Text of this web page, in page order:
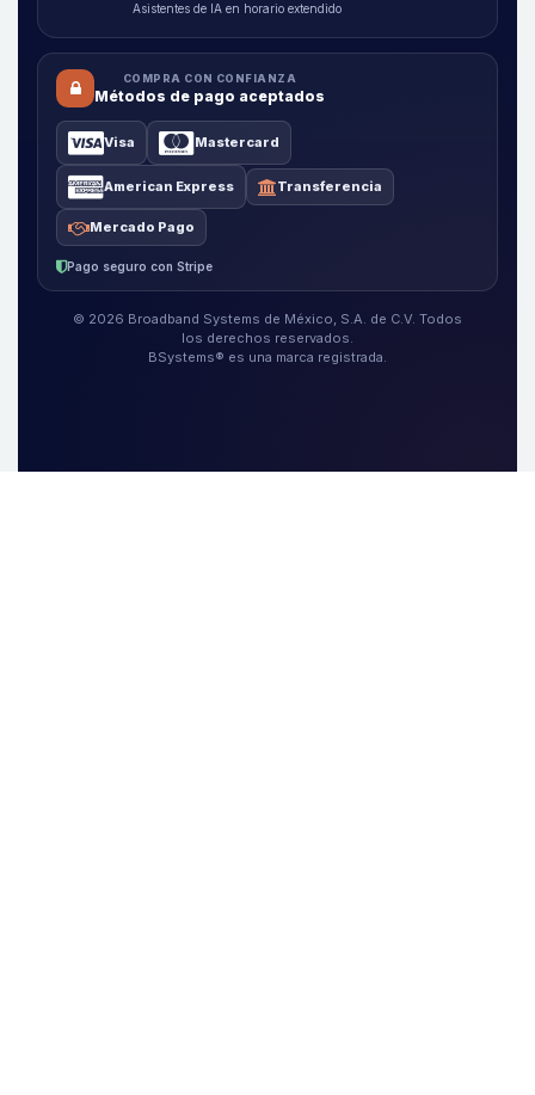
Asistentes de IA en horario extendido
COMPRA CON CONFIANZA
Métodos de pago aceptados
Visa Mastercard
American Express Transferencia
Mercado Pago
Pago seguro con Stripe
© 2026 Broadband Systems de México, S.A. de C.V. Todos
los derechos reservados.
BSystems® es una marca registrada.